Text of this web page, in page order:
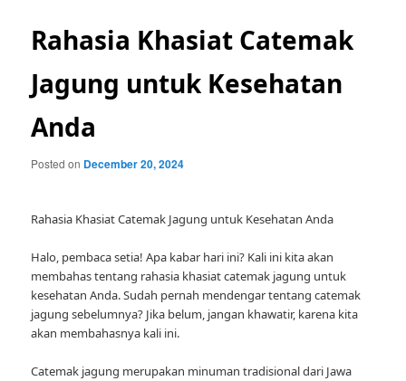
Rahasia Khasiat Catemak
Jagung untuk Kesehatan
Anda
Posted on December 20, 2024
Rahasia Khasiat Catemak Jagung untuk Kesehatan Anda
Halo, pembaca setia! Apa kabar hari ini? Kali ini kita akan
membahas tentang rahasia khasiat catemak jagung untuk
kesehatan Anda. Sudah pernah mendengar tentang catemak
jagung sebelumnya? Jika belum, jangan khawatir, karena kita
akan membahasnya kali ini.
Catemak jagung merupakan minuman tradisional dari Jawa